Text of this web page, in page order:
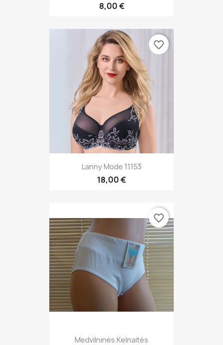
8,00 €
Lanny Mode 11153
18,00 €
favorite_border
Medvilninės Kelnaitės
favorite_border